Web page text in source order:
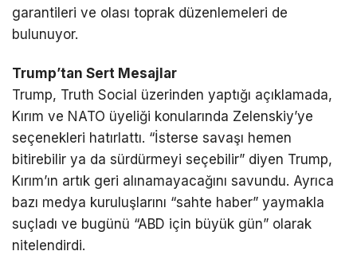
garantileri ve olası toprak düzenlemeleri de
bulunuyor.
Trump’tan Sert Mesajlar
Trump, Truth Social üzerinden yaptığı açıklamada,
Kırım ve NATO üyeliği konularında Zelenskiy’ye
seçenekleri hatırlattı. “İsterse savaşı hemen
bitirebilir ya da sürdürmeyi seçebilir” diyen Trump,
Kırım’ın artık geri alınamayacağını savundu. Ayrıca
bazı medya kuruluşlarını “sahte haber” yaymakla
suçladı ve bugünü “ABD için büyük gün” olarak
nitelendirdi.